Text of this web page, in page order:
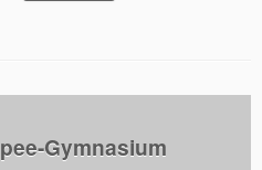
Gymnasium